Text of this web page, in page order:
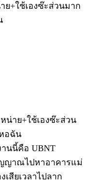
ย+ใช้เองซ๊ะส่วนมาก
น่าย+ใช้เองซ๊ะส่วน
อฉัน
นนี้คือ UBNT
ญญาณไปหาอาคารแม่
สียเวลาไปลาก